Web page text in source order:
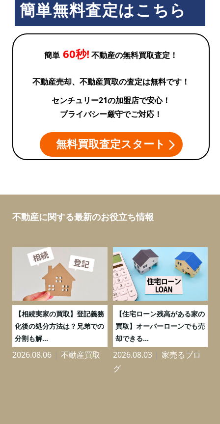
簡単無料査定はこちら
簡単 60秒! 不動産の無料買取査定！
不動産売却、不動産買取の査定は無料です！
センチュリー21の加盟店で安心！
プライバシー厳守でご対応！
無料買取査定スタート
不動産に関する最新のお役立ち情報
【相続実家の買取】登記義務
化後の処分方法は？兄弟での
分割も解...
2026.08.06 不動産買取
【住宅ローン残高がある家の
買取】オーバーローンでも売
却できる...
2026.08.03
家売るブロ
グ